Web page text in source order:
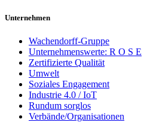
Unternehmen
Wachendorff-Gruppe
Unternehmenswerte: R O S E
Zertifizierte Qualität
Umwelt
Soziales Engagement
Industrie 4.0 / IoT
Rundum sorglos
Verbände/Organisationen